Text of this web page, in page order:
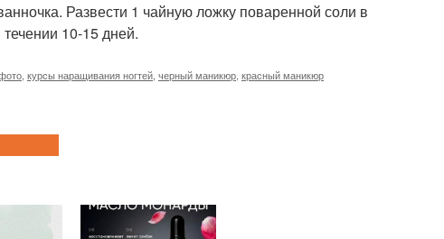
Развести 1 чайную ложку поваренной соли в
10-15 дней.
курсы наращивания ногтей черный маникюр красный маникюр